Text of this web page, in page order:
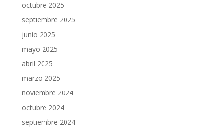
octubre 2025
septiembre 2025
junio 2025
mayo 2025
abril 2025
marzo 2025
noviembre 2024
octubre 2024
septiembre 2024